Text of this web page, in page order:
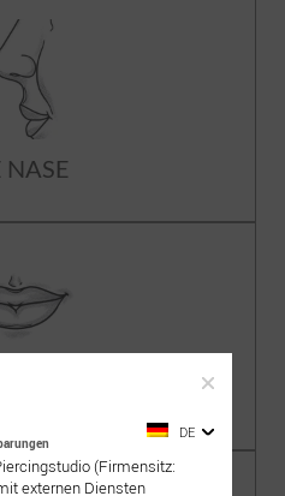
NASE
DE
(Firmensitz:
externen Diensten